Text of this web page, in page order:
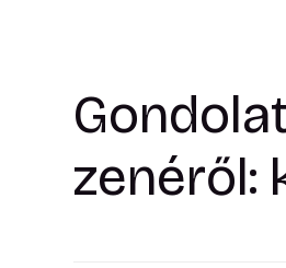
zenéről: